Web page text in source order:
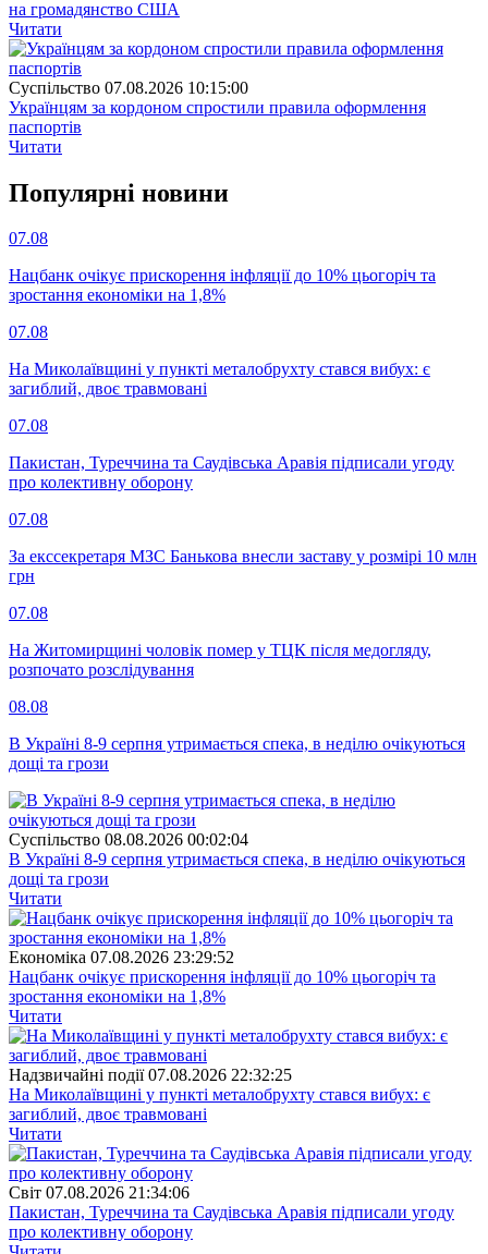
на громадянство США
Читати
Суспiльство 07.08.2026 10:15:00
Українцям за кордоном спростили правила оформлення
паспортів
Читати
Популярнi новини
07.08
Нацбанк очікує прискорення інфляції до 10% цьогоріч та
зростання економіки на 1,8%
07.08
На Миколаївщині у пункті металобрухту стався вибух: є
загиблий, двоє травмовані
07.08
Пакистан, Туреччина та Саудівська Аравія підписали угоду
про колективну оборону
07.08
За екссекретаря МЗС Банькова внесли заставу у розмірі 10 млн
грн
07.08
На Житомирщині чоловік помер у ТЦК після медогляду,
розпочато розслідування
08.08
В Україні 8-9 серпня утримається спека, в неділю очікуються
дощі та грози
Суспiльство 08.08.2026 00:02:04
В Україні 8-9 серпня утримається спека, в неділю очікуються
дощі та грози
Читати
Економіка 07.08.2026 23:29:52
Нацбанк очікує прискорення інфляції до 10% цьогоріч та
зростання економіки на 1,8%
Читати
Надзвичайні події 07.08.2026 22:32:25
На Миколаївщині у пункті металобрухту стався вибух: є
загиблий, двоє травмовані
Читати
Свiт 07.08.2026 21:34:06
Пакистан, Туреччина та Саудівська Аравія підписали угоду
про колективну оборону